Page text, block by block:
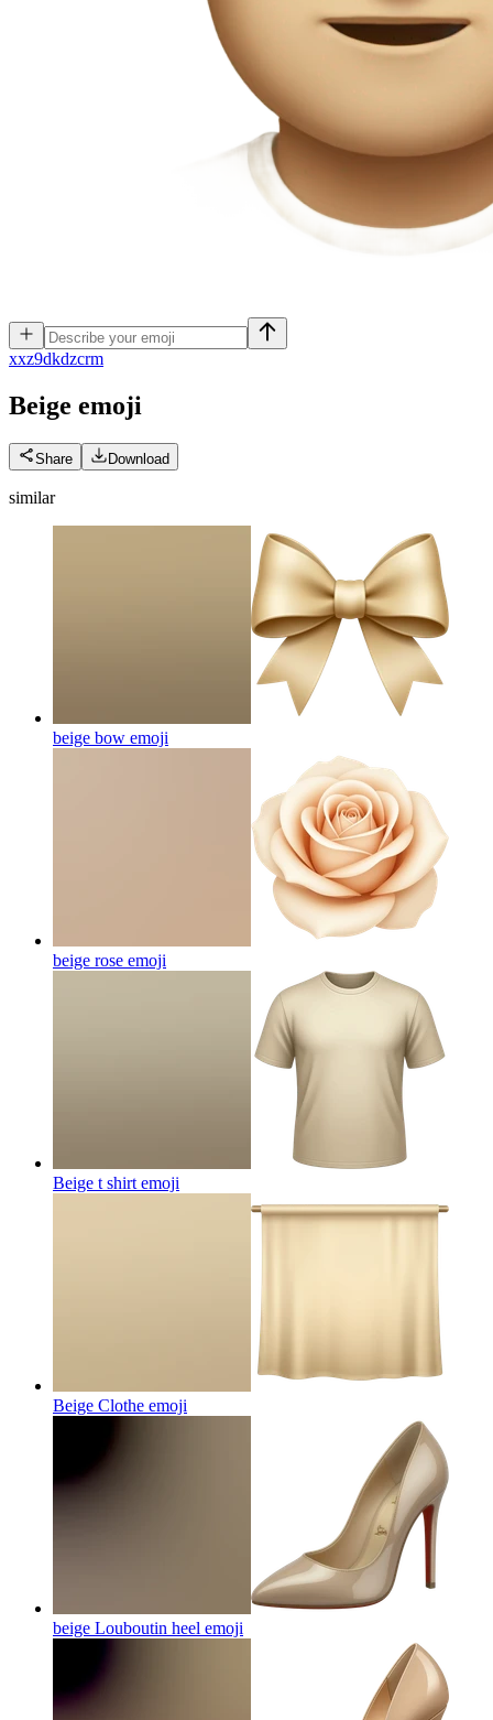
xxz9dkdzcrm
Beige emoji
Share Download
similar
beige bow emoji
beige rose emoji
Beige t shirt emoji
Beige Clothe emoji
beige Louboutin heel emoji